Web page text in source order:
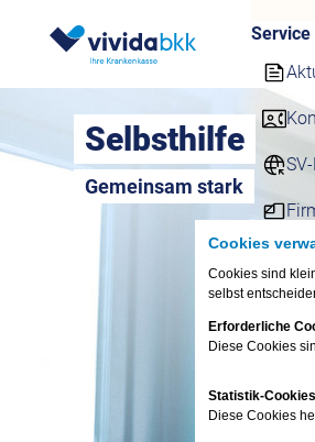
Cookies
Cookies sind
selbst
Erforderliche
Diese Cookies
Statistik-Cookies
Diese Cookies
Selbsthilfe
Gemeinsam stark